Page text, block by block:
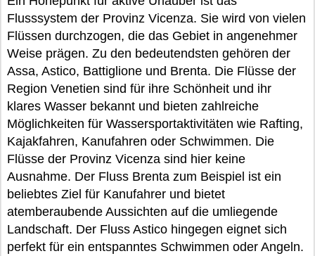
Flusssystem der Provinz Vicenza. Sie wird von vielen
Flüssen durchzogen, die das Gebiet in angenehmer
Weise prägen. Zu den bedeutendsten gehören der
Assa, Astico, Battiglione und Brenta. Die Flüsse der
Region Venetien sind für ihre Schönheit und ihr
klares Wasser bekannt und bieten zahlreiche
Möglichkeiten für Wassersportaktivitäten wie Rafting,
Kajakfahren, Kanufahren oder Schwimmen. Die
Flüsse der Provinz Vicenza sind hier keine
Ausnahme. Der Fluss Brenta zum Beispiel ist ein
beliebtes Ziel für Kanufahrer und bietet
atemberaubende Aussichten auf die umliegende
Landschaft. Der Fluss Astico hingegen eignet sich
perfekt für ein entspanntes Schwimmen oder Angeln.